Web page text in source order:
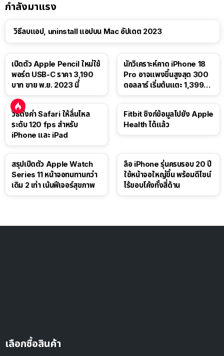
กำลังมาแรง
วิธีลบแอป, uninstall แอปบน Mac อัปเดต 2023
เปิดตัว Apple Pencil ใหม่ใช้
พอร์ต USB-C ราคา 3,190
บาท ขาย พ.ย. 2023 นี้
นักวิเคราะห์คาด iPhone 18
Pro อาจแพงขึ้นสูงสุด 300
ดอลลาร์ เริ่มต้นแตะ 1,399
วิธีตั้งค่า Safari ให้ลื่นไหล
ระดับ 120 fps สำหรับ
iPhone และ iPad
Fitbit ซิงก์ข้อมูลไปยัง Apple
Health ได้แล้ว
สรุปเปิดตัว Apple Watch
Series 11 หน้าจอทนทานกว่า
เดิม 2 เท่า เน้นฟีเจอร์สุขภาพ
ลือ iPhone รุ่นครบรอบ 20 ปี
ใช้หน้าจอใหญ่ขึ้น พร้อมดีไซน์
ไร้ขอบโค้งทั้งสี่ด้าน
เลือกซื้อสินค้า